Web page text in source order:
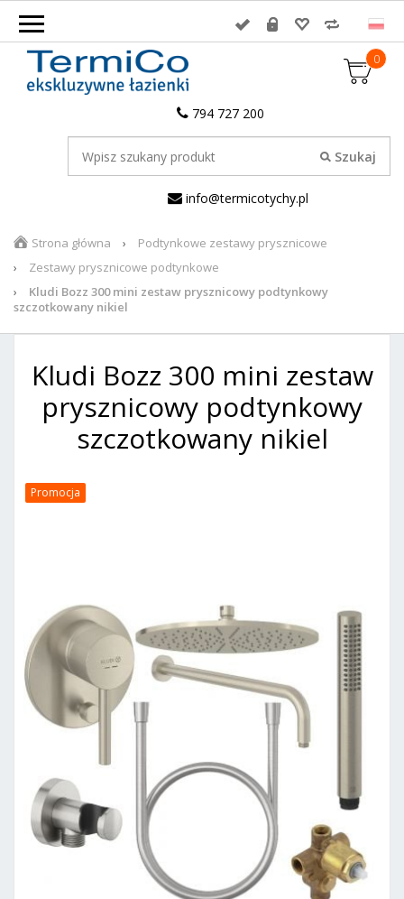
0
794 727 200
info@termicotychy.pl
Strona główna
Podtynkowe zestawy prysznicowe
Zestawy prysznicowe podtynkowe
Kludi Bozz 300 mini zestaw prysznicowy podtynkowy
szczotkowany nikiel
Kludi Bozz 300 mini zestaw
prysznicowy podtynkowy
szczotkowany nikiel
Promocja